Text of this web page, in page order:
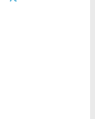
Βράχων